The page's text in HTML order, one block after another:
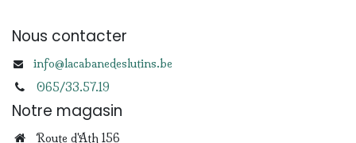
Nous contacter
info@lacabanedeslutins.be
065/33.57.19
Notre magasin
Route d'Ath 156